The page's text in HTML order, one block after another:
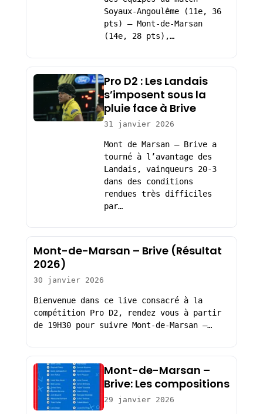
Soyaux-Angoulême (11e, 36
pts) – Mont-de-Marsan
(14e, 28 pts),…
Pro D2 : Les Landais
s’imposent sous la
pluie face à Brive
31 janvier 2026
Mont de Marsan – Brive a
tourné à l’avantage des
Landais, vainqueurs 20-3
dans des conditions
rendues très difficiles
par…
Mont-de-Marsan – Brive (Résultat
2026)
30 janvier 2026
Bienvenue dans ce live consacré à la
compétition Pro D2, rendez vous à partir
de 19H30 pour suivre Mont-de-Marsan –…
Mont-de-Marsan –
Brive: Les compositions
29 janvier 2026